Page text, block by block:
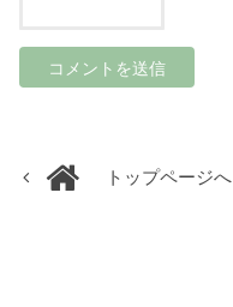
トップページへ